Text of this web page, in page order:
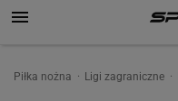
Piłka nożna Ligi zagraniczne